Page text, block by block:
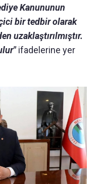
Kanununun
bir tedbir olarak
uzaklaştırılmıştır.
ifadelerine yer